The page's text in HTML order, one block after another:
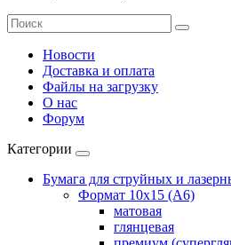
Новости
Доставка и оплата
Файлы на загрузку
О нас
Форум
Категории
Бумага для струйных и
Формат 10х15 (A6)
матовая
глянцевая